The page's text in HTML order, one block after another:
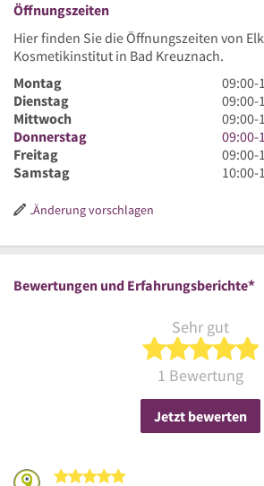
Öffnungszeiten
Hier finden Sie die Öffnungszeiten von
Kosmetikinstitut in Bad Kreuznach.
Montag
9
Uhr
bis
18
Uhr
09:00-
Dienstag
9
Uhr
bis
18
Uhr
09:00-
Mittwoch
9
Uhr
bis
18
09:00-
Donnerstag
9
Uhr
bis
09:00-
Freitag
9
Uhr
09:00-
Samstag
10
Uhr
10:00-
Änderung vorschlagen
Bewertungen und Erfahrungsberichte*
Sehr gut
1 Bewertung
Jetzt bewerten